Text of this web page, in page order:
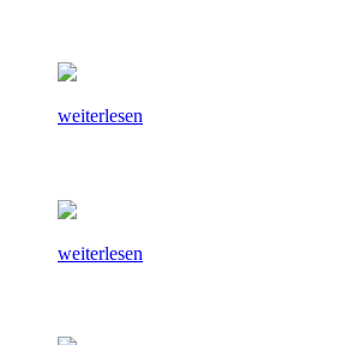
weiterlesen
weiterlesen